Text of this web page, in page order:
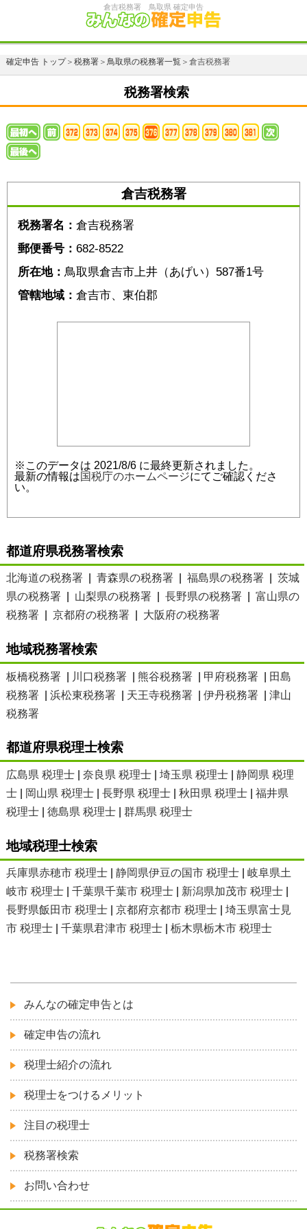
倉吉税務署 鳥取県 確定申告
確定申告 トップ＞ 税務署＞ 鳥取県の税務署一覧＞倉吉税務署
税務署検索
倉吉税務署
税務署名： 倉吉税務署
郵便番号： 682-8522
所在地： 鳥取県倉吉市上井（あげい）587番1号
管轄地域： 倉吉市、東伯郡
※このデータは 2021/8/6 に最終更新されました。
最新の情報は国税庁のホームページにてご確認くださ
い。
都道府県税務署検索
北海道の税務署| 青森県の税務署| 福島県の税務署| 茨城
県の税務署| 山梨県の税務署| 長野県の税務署| 富山県の
税務署| 京都府の税務署| 大阪府の税務署
地域税務署検索
板橋税務署| 川口税務署| 熊谷税務署| 甲府税務署|
田島
税務署| 浜松東税務署| 天王寺税務署| 伊丹税務署| 津山
税務署
都道府県税理士検索
広島県 税理士| 奈良県 税理士| 埼玉県 税理士| 静岡県 税理
士| 岡山県 税理士| 長野県 税理士| 秋田県 税理士| 福井県
税理士| 徳島県 税理士| 群馬県 税理士
地域税理士検索
兵庫県赤穂市 税理士| 静岡県伊豆の国市 税理士| 岐阜県土
岐市 税理士| 千葉県千葉市 税理士| 新潟県加茂市 税理士|
長野県飯田市 税理士| 京都府京都市 税理士| 埼玉県富士見
市 税理士| 千葉県君津市 税理士| 栃木県栃木市 税理士
みんなの確定申告とは
確定申告の流れ
税理士紹介の流れ
税理士をつけるメリット
注目の税理士
税務署検索
お問い合わせ